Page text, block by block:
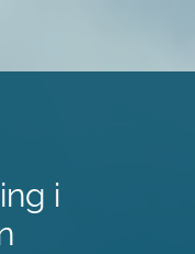
i